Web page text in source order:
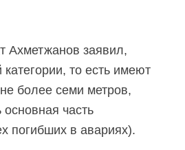
Ахметжанов заявил,
то есть имеют
более семи метров,
часть
погибших в авариях).